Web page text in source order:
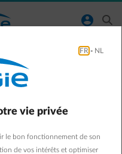
normal-account-circle search
est ouvert
FR - NL
vie privée
le bon fonctionnement de son
de vos intérêts et optimiser